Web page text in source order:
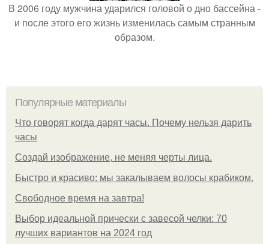
В 2006 году мужчина ударился головой о дно бассейна -
и после этого его жизнь изменилась самым странным
образом.
Популярные материалы
Что говорят когда дарят часы. Почему нельзя дарить
часы
Создай изображение, не меняя черты лица.
Быстро и красиво: мы закалываем волосы крабиком.
Свободное время на завтра!
Выбор идеальной прически с завесой челки: 70
лучших вариантов на 2024 год